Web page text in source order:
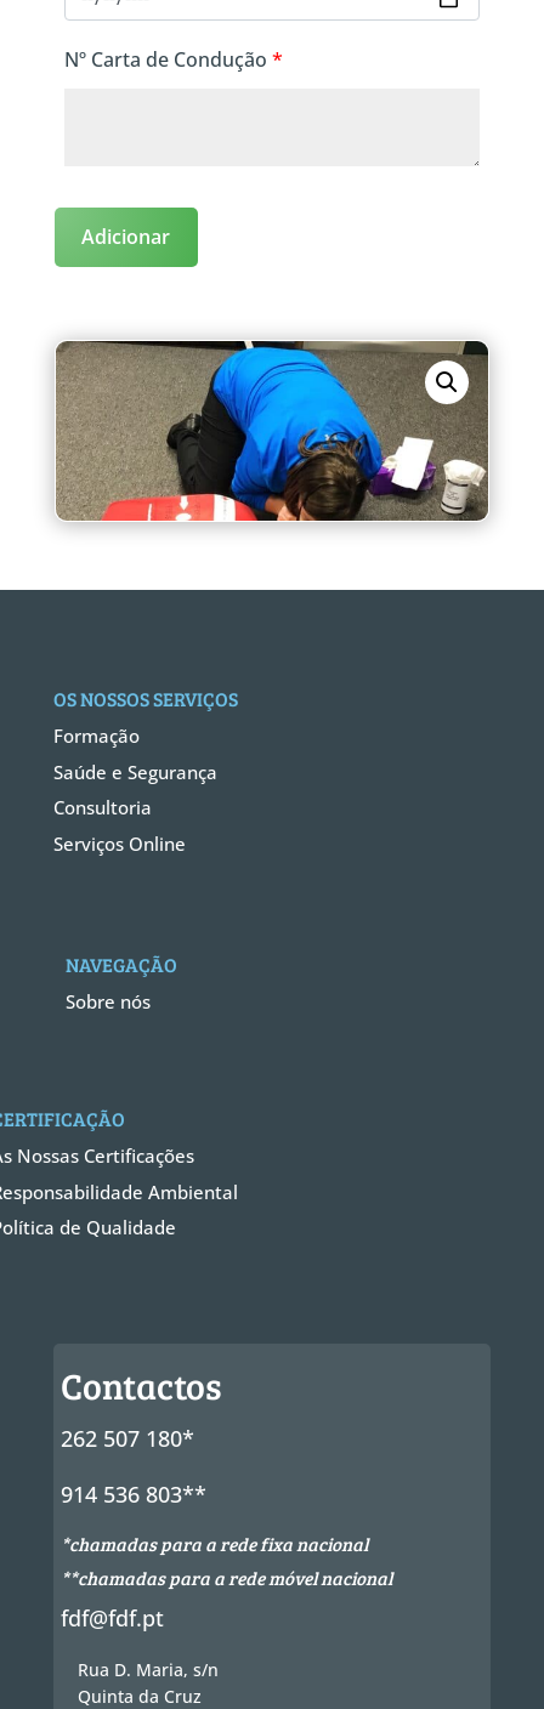
Nº Carta de Condução *
Adicionar
OS NOSSOS SERVIÇOS
Formação
Saúde e Segurança
Consultoria
Serviços Online
NAVEGAÇÃO
Sobre nós
Nossas Certificações
Ambiental
de Qualidade
Contactos
262 507 180*
914 536 803**
*chamadas para a rede fixa nacional
**chamadas para a rede móvel nacional
fdf@fdf.pt
Rua D. Maria, s/n
Quinta da Cruz